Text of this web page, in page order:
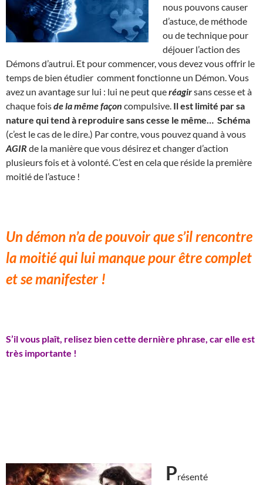
nous pouvons causer
d’astuce, de méthode
ou de technique pour
déjouer l’action des
Démons d’autrui. Et pour commencer, vous devez vous offrir le
temps de bien étudier comment fonctionne un Démon. Vous
avez un avantage sur lui : lui ne peut queréagirsans cesse et à
chaque foisde la même façon compulsive. Il est limité par sa
nature qui tend à reproduire sans cesse le même… Schéma
(c’est le cas de le dire.) Par contre, vous pouvez quand à vous
AGIR de la manière que vous désirez et changer d’action
plusieurs fois et à volonté. C’est en cela que réside la première
moitié de l’astuce !
Un démon n’a de pouvoir que s’il rencontre
la moitié qui lui manque pour être complet
et se manifester !
S’il vous plaît, relisez bien cette dernière phrase, car elle est
très importante !
Présenté